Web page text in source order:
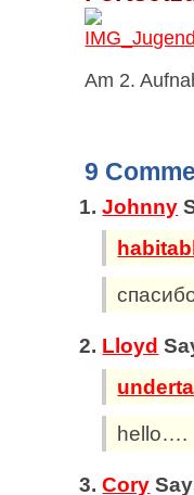
Am 2.
9
Johnny
Lloyd
hello….
Cory